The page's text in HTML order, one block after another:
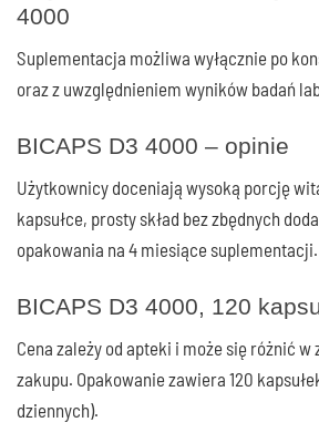
4000
Suplementacja możliwa wyłącznie po
oraz z uwzględnieniem wyników badań
BICAPS D3 4000 – opinie
Użytkownicy doceniają wysoką porcję
kapsułce, prosty skład bez zbędnych
opakowania na 4 miesiące suplementacji.
BICAPS D3 4000, 120
Cena zależy od apteki i może się różnić
zakupu. Opakowanie zawiera 120
dziennych).